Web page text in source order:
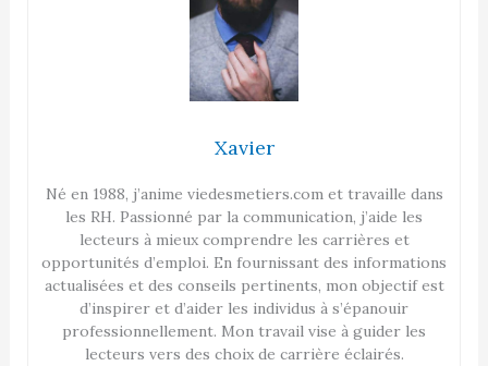
Xavier
Né en 1988, j’anime viedesmetiers.com et travaille dans
les RH. Passionné par la communication, j’aide les
lecteurs à mieux comprendre les carrières et
opportunités d’emploi. En fournissant des informations
actualisées et des conseils pertinents, mon objectif est
d’inspirer et d’aider les individus à s’épanouir
professionnellement. Mon travail vise à guider les
lecteurs vers des choix de carrière éclairés.